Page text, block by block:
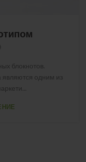
блокнотов.
являются одним из